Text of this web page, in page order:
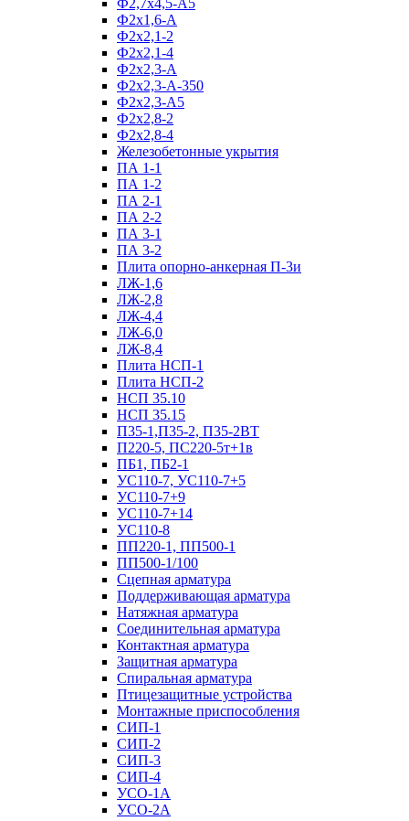
Ф2х1,6-А
Ф2х2,1-2
Ф2х2,1-4
Ф2х2,3-А
Ф2х2,3-А-350
Ф2х2,3-А5
Ф2х2,8-2
Ф2х2,8-4
Железобетонные укрытия
ПА 1-1
ПА 1-2
ПА 2-1
ПА 2-2
ПА 3-1
ПА 3-2
Плита опорно-анкерная П-3и
ЛЖ-1,6
ЛЖ-2,8
ЛЖ-4,4
ЛЖ-6,0
ЛЖ-8,4
Плита НСП-1
Плита НСП-2
НСП 35.10
НСП 35.15
П35-1,П35-2, П35-2ВТ
П220-5, ПС220-5т+1в
ПБ1, ПБ2-1
УС110-7, УС110-7+5
УС110-7+9
УС110-7+14
УС110-8
ПП220-1, ПП500-1
ПП500-1/100
Сцепная арматура
Поддерживающая арматура
Натяжная арматура
Соединительная арматура
Контактная арматура
Защитная арматура
Спиральная арматура
Птицезащитные устройства
Монтажные приспособления
СИП-1
СИП-2
СИП-3
СИП-4
УСО-1А
УСО-2А